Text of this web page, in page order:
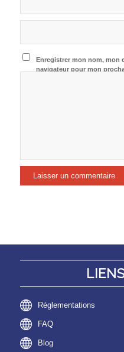
Enregistrer mon nom, mon
navigateur pour mon
Réglementations
FAQ
Blog